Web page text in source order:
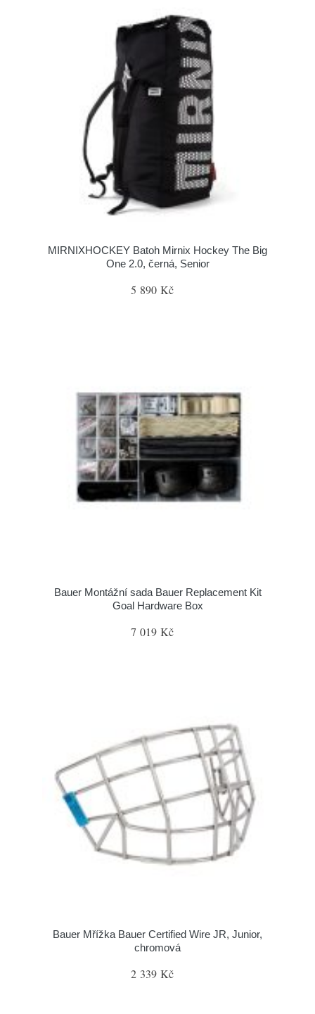
MIRNIXHOCKEY Batoh Mirnix Hockey The Big
One 2.0, černá, Senior
5 890 Kč
Bauer Montážní sada Bauer Replacement Kit
Goal Hardware Box
7 019 Kč
Bauer Mřížka Bauer Certified Wire JR, Junior,
chromová
2 339 Kč